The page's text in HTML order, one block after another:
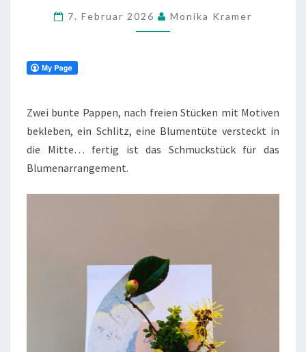
MIT
7. Februar 2026 Monika Kramer
Zwei bunte Pappen, nach freien Stücken mit Motiven
bekleben, ein Schlitz, eine Blumentüte versteckt in
die Mitte… fertig ist das Schmuckstück für das
Blumenarrangement.